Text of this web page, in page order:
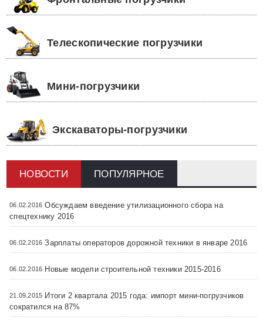
Телескопические погрузчики
Мини-погрузчики
Экскаваторы-погрузчики
НОВОСТИ ПОПУЛЯРНОЕ
06.02.2016 Обсуждаем введение утилизационного сбора на
спецтехнику 2016
06.02.2016 Зарплаты операторов дорожной техники в январе 2016
06.02.2016 Новые модели строительной техники 2015-2016
21.09.2015 Итоги 2 квартала 2015 года: импорт мини-погрузчиков
сократился на 87%